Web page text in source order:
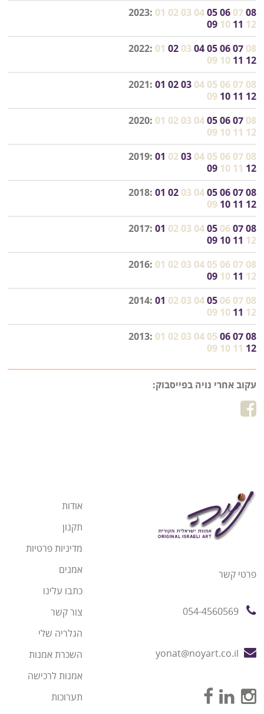
2023: 01 02 03 04 05 06 07 08
09 10 11 12
2022: 01 02 03 04 05 06 07 08
09 10 11 12
2021: 01 02 03 04 05 06 07 08
09 10 11 12
2020: 01 02 03 04 05 06 07 08
09 10 11 12
2019: 01 02 03 04 05 06 07 08
09 10 11 12
2018: 01 02 03 04 05 06 07 08
09 10 11 12
2017: 01 02 03 04 05 06 07 08
09 10 11 12
2016: 01 02 03 04 05 06 07 08
09 10 11 12
2014: 01 02 03 04 05 06 07 08
09 10 11 12
2013: 01 02 03 04 05 06 07 08
09 10 11 12
עקוב אחרי נויה בפייסבוק:
פרטי קשר
054-4560569
yonat@noyart.co.il
אודות
תקנון
מדיניות פרטיות
אמנים
כתבו עלינו
צור קשר
הגלריה שלי
השכרת אמנות
אמנות לרכישה
תערוכות